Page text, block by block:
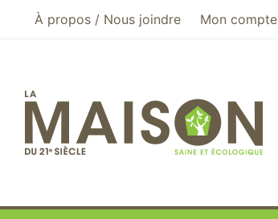
Aller au menu principal
Aller au contenu principal
À propos / Nous joindre Mon compte